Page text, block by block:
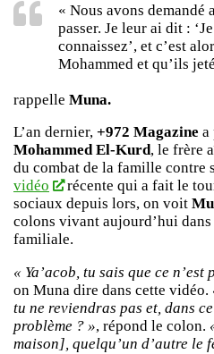
« Nous avons demandé
passer. Je leur ai dit :
connaissez’, et c’est
Mohammed et qu’ils
rappelle Muna.
L’an dernier, +972 Magazine a
Mohammed El-Kurd, le frère
du combat de la famille contre
vidéo
récente qui a fait le
sociaux depuis lors, on voit
colons vivant aujourd’hui
familiale.
« Ya’acob, tu sais que ce n’est
on Muna dire dans cette vidéo.
tu ne reviendras pas et, dans
problème ? », répond le colon.
maison], quelqu’un d’autre le